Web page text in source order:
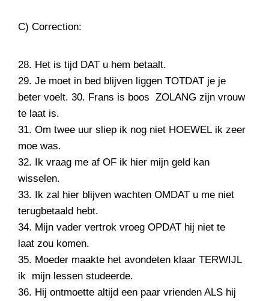
C) Correction:
28. Het is tijd DAT u hem betaalt.
29. Je moet in bed blijven liggen TOTDAT je je
beter voelt. 30. Frans is boos ZOLANG zijn vrouw
te laat is.
31. Om twee uur sliep ik nog niet HOEWEL ik zeer
moe was.
32. Ik vraag me af OF ik hier mijn geld kan
wisselen.
33. Ik zal hier blijven wachten OMDAT u me niet
terugbetaald hebt.
34. Mijn vader vertrok vroeg OPDAT hij niet te
laat zou komen.
35. Moeder maakte het avondeten klaar TERWIJL
ik mijn lessen studeerde.
36. Hij ontmoette altijd een paar vrienden ALS hij